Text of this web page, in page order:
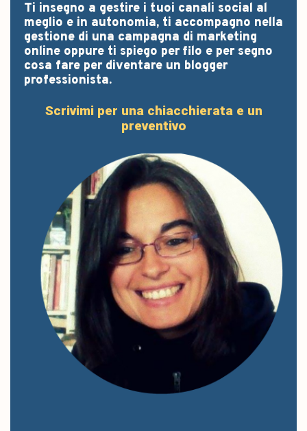
Ti insegno a gestire i tuoi canali social al
meglio e in autonomia, ti accompagno nella
gestione di una campagna di marketing
online oppure ti spiego per filo e per segno
cosa fare per diventare un blogger
professionista.
Scrivimi per una chiacchierata e un
preventivo